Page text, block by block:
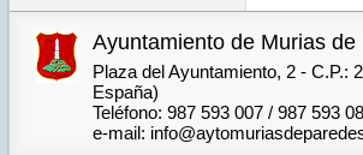
Ayuntamiento de Murias de
Plaza del Ayuntamiento, 2 - C.P.:
España)
Teléfono: 987 593 007 / 987 593
e-mail: